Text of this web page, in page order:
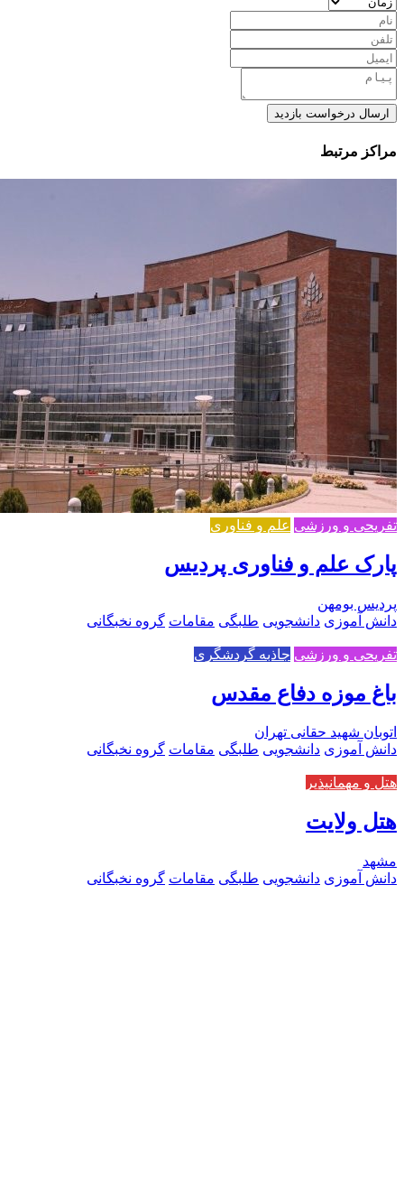
ارسال درخواست بازدید
مراکز مرتبط
تفریحی و ورزشی علم و فناوری
پارک علم و فناوری پردیس
پردیس بومهن
دانش آموزی دانشجویی طلبگی مقامات گروه نخبگانی
تفریحی و ورزشی جاذبه گردشگری
باغ موزه دفاع مقدس
اتوبان شهید حقانی تهران
دانش آموزی دانشجویی طلبگی مقامات گروه نخبگانی
هتل و مهمانپذیر
هتل ولایت
مشهد
دانش آموزی دانشجویی طلبگی مقامات گروه نخبگانی